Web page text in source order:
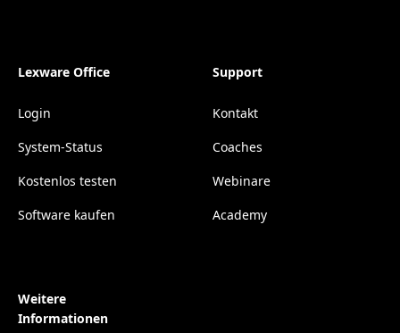
Lexware Office
Login
System-Status
Kostenlos testen
Software kaufen
Support
Kontakt
Coaches
Webinare
Academy
Weitere
Informationen